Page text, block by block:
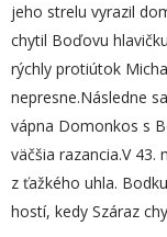
jeho strelu vyrazil
chytil Boďovu
rýchly protiútok
nepresne.Následne
vápna Domonkos s
väčšia razancia.V
z ťažkého uhla.
hostí, kedy Száraz